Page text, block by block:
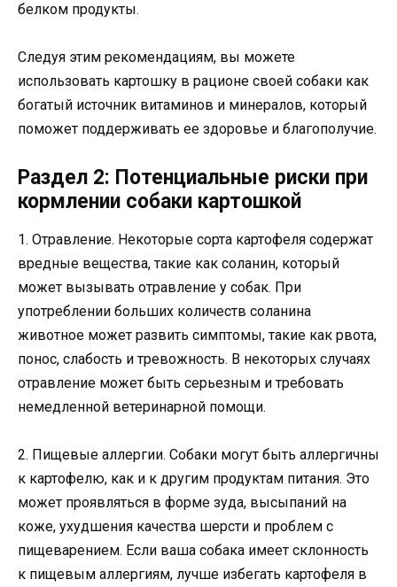
белком продукты.
Следуя этим рекомендациям, вы можете
использовать картошку в рационе своей собаки как
богатый источник витаминов и минералов, который
поможет поддерживать ее здоровье и благополучие.
Раздел 2: Потенциальные риски при
кормлении собаки картошкой
1. Отравление. Некоторые сорта картофеля содержат
вредные вещества, такие как соланин, который
может вызывать отравление у собак. При
употреблении больших количеств соланина
животное может развить симптомы, такие как рвота,
понос, слабость и тревожность. В некоторых случаях
отравление может быть серьезным и требовать
немедленной ветеринарной помощи.
2. Пищевые аллергии. Собаки могут быть аллергичны
к картофелю, как и к другим продуктам питания. Это
может проявляться в форме зуда, высыпаний на
коже, ухудшения качества шерсти и проблем с
пищеварением. Если ваша собака имеет склонность
к пищевым аллергиям, лучше избегать картофеля в